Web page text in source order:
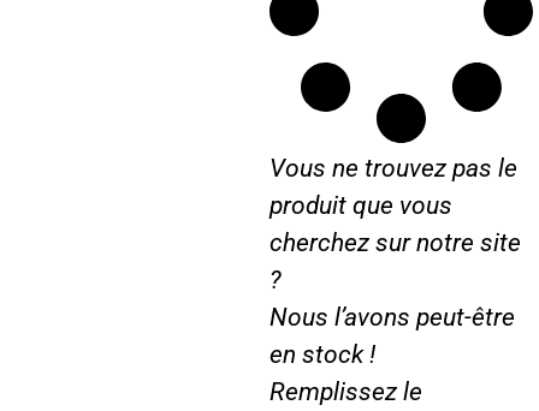
Vous ne trouvez pas le
produit que vous
cherchez sur notre site
?
Nous l’avons peut-être
en stock !
Remplissez le